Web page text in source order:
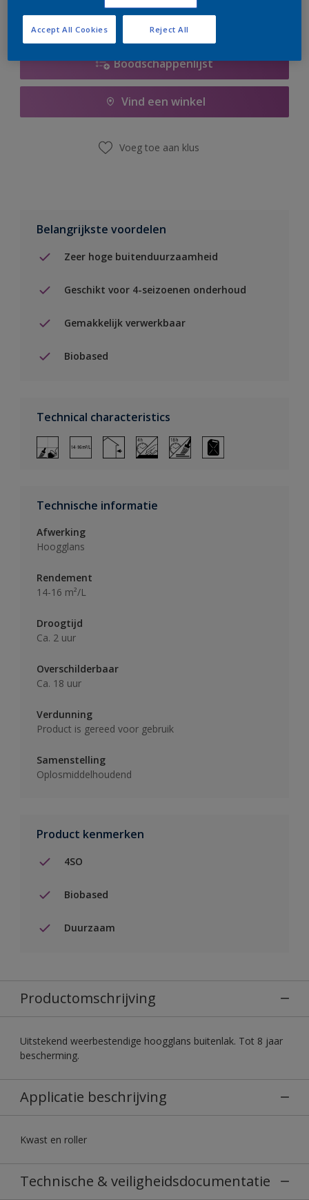
Boodschappenlijst
Vind een winkel
Voeg toe aan klus
Belangrijkste voordelen
Zeer hoge buitenduurzaamheid
Geschikt voor 4-seizoenen onderhoud
Gemakkelijk verwerkbaar
Biobased
Technical characteristics
Technische informatie
Afwerking
Hoogglans
Rendement
14-16 m²/L
Droogtijd
Ca. 2 uur
Overschilderbaar
Ca. 18 uur
Verdunning
Product is gereed voor gebruik
Samenstelling
Oplosmiddelhoudend
Product kenmerken
4SO
Biobased
Duurzaam
Productomschrijving
Uitstekend weerbestendige hoogglans buitenlak. Tot 8 jaar
bescherming.
Applicatie beschrijving
Kwast en roller
Technische & veiligheidsdocumentatie
Reject All
Accept All Cookies